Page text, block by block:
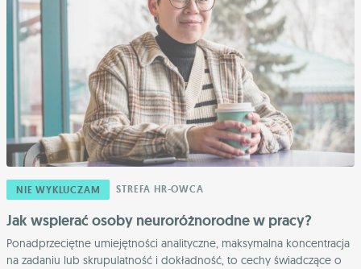
NIE WYKLUCZAM STREFA HR-OWCA
Jak wspierać osoby neuroróżnorodne w pracy?
Ponadprzeciętne umiejętności analityczne, maksymalna koncentracja
na zadaniu lub skrupulatność i dokładność, to cechy świadczące o